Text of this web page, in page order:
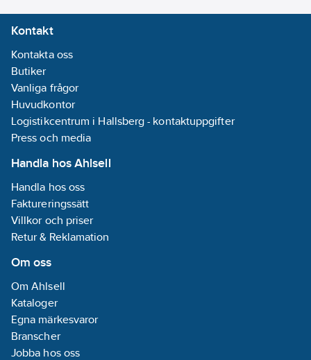
Kontakt
Kontakta oss
Butiker
Vanliga frågor
Huvudkontor
Logistikcentrum i Hallsberg - kontaktuppgifter
Press och media
Handla hos Ahlsell
Handla hos oss
Faktureringssätt
Villkor och priser
Retur & Reklamation
Om oss
Om Ahlsell
Kataloger
Egna märkesvaror
Branscher
Jobba hos oss